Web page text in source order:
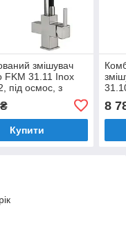
змішувач
FKM 31.11 Inox
під осмос, з
Купити
8